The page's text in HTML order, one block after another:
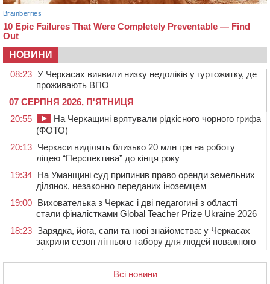
НОВИНИ
08:23 У Черкасах виявили низку недоліків у гуртожитку, де
проживають ВПО
07 СЕРПНЯ 2026, П'ЯТНИЦЯ
20:55
На Черкащині врятували рідкісного чорного грифа
(ФОТО)
20:13 Черкаси виділять близько 20 млн грн на роботу
ліцею “Перспектива” до кінця року
19:34 На Уманщині суд припинив право оренди земельних
ділянок, незаконно переданих іноземцем
19:00 Вихователька з Черкас і дві педагогині з області
стали фіналістками Global Teacher Prize Ukraine 2026
18:23 Зарядка, йога, сапи та нові знайомства: у Черкасах
закрили сезон літнього табору для людей поважного
віку
“Це страшна несправедливість”: мати хворого на
Всі новини